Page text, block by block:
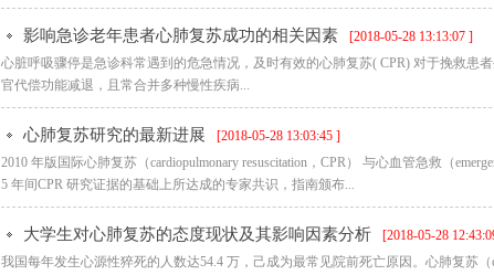
影响急诊老年患者心肺复苏成功的相关因素
[2018-05-28 13:13:07 ]
心脏呼吸骤停是急诊科常遇到的危急情况，及时有效的心肺复苏( CPR) 对于挽救患
官代偿功能减退，且常合并多种慢性疾病...
心肺复苏研究的最新进展
[2018-05-28 13:03:45 ]
2010 年版国际心肺复苏（cardiopulmonary resuscitation，CPR） 与心血管急救（
5 年间CPR 研究证据的基础上所达成的专家共识，指南颁布...
大学生对心肺复苏的态度现状及其影响因素分析
[2018-05-28
我国每年发生心源性猝死的人数达54.4 万，己成为最常见院前死亡原因。心肺复苏（